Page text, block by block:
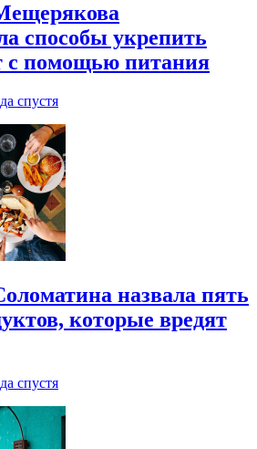
способы укрепить
с помощью питания
спустя
назвала пять
которые вредят
спустя